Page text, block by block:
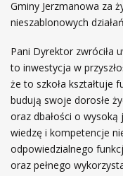
Gminy Jerzmanowa za
nieszablonowych
Pani Dyrektor zwróciła
to inwestycja w
że to szkoła kształtuje
budują swoje dorosłe
oraz dbałości o
wiedzę i kompetencje
odpowiedzialnego
oraz pełnego